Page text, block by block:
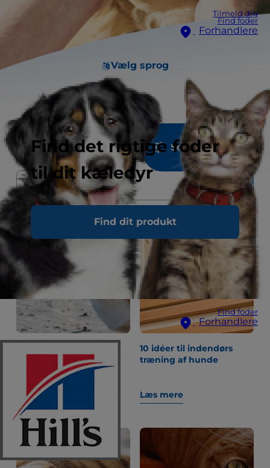
Tilmeld dig
Find foder
Forhandlere
Vælg sprog
Find det rigtige foder
til dit kæledyr
Find dit produkt
Find foder
Forhandlere
521 resultater
Sorter & Filtrer
forstoppet?" og andre
mave-tarmspørgsmål
Læs mere
10 idéer til indendørs
træning af hunde
Læs mere